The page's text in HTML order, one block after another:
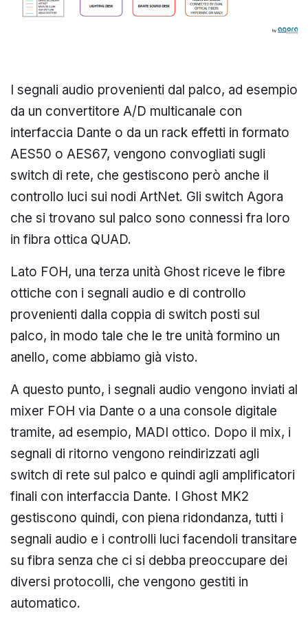
I segnali audio provenienti dal palco, ad esempio
da un convertitore A/D multicanale con
interfaccia Dante o da un rack effetti in formato
AES50 o AES67, vengono convogliati sugli
switch di rete, che gestiscono però anche il
controllo luci sui nodi ArtNet. Gli switch Agora
che si trovano sul palco sono connessi fra loro
in fibra ottica QUAD.
Lato FOH, una terza unità Ghost riceve le fibre
ottiche con i segnali audio e di controllo
provenienti dalla coppia di switch posti sul
palco, in modo tale che le tre unità formino un
anello, come abbiamo già visto.
A questo punto, i segnali audio vengono inviati al
mixer FOH via Dante o a una console digitale
tramite, ad esempio, MADI ottico. Dopo il mix, i
segnali di ritorno vengono reindirizzati agli
switch di rete sul palco e quindi agli amplificatori
finali con interfaccia Dante. I Ghost MK2
gestiscono quindi, con piena ridondanza, tutti i
segnali audio e i controlli luci facendoli transitare
su fibra senza che ci si debba preoccupare dei
diversi protocolli, che vengono gestiti in
automatico.